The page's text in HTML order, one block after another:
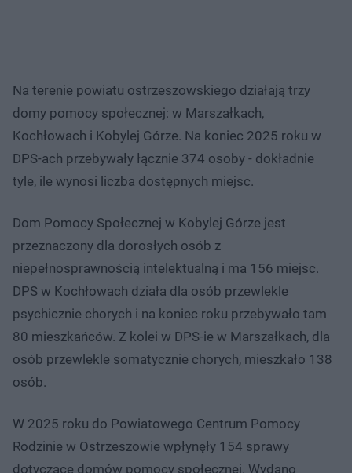
Na terenie powiatu ostrzeszowskiego działają trzy
domy pomocy społecznej: w Marszałkach,
Kochłowach i Kobylej Górze. Na koniec 2025 roku w
DPS-ach przebywały łącznie 374 osoby - dokładnie
tyle, ile wynosi liczba dostępnych miejsc.
Dom Pomocy Społecznej w Kobylej Górze jest
przeznaczony dla dorosłych osób z
niepełnosprawnością intelektualną i ma 156 miejsc.
DPS w Kochłowach działa dla osób przewlekle
psychicznie chorych i na koniec roku przebywało tam
80 mieszkańców. Z kolei w DPS-ie w Marszałkach, dla
osób przewlekle somatycznie chorych, mieszkało 138
osób.
W 2025 roku do Powiatowego Centrum Pomocy
Rodzinie w Ostrzeszowie wpłynęły 154 sprawy
dotyczące domów pomocy społecznej. Wydano